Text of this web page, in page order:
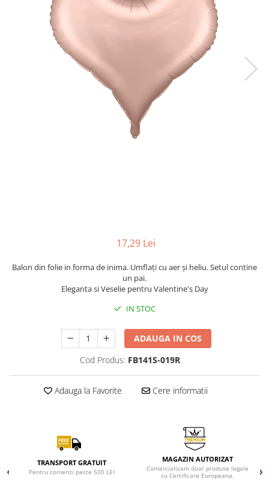
17,29 Lei
Balon din folie in forma de inima. Umflați cu aer și heliu. Setul contine
un pai.
Eleganta si Veselie pentru Valentine's Day
IN STOC
ADAUGA IN COS
Cod Produs: FB141S-019R
Adauga la Favorite Cere informatii
TRANSPORT GRATUIT
Pentru comenzi peste 500 LEI
MAGAZIN AUTORIZAT
Comercializam doar produse legale
cu Certificare Europeana.